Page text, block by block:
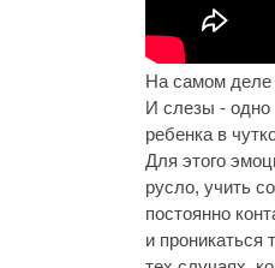
На самом деле
И слезы - одно
ребенка в
Для этого
русло, учить
постоянно
и проникаться